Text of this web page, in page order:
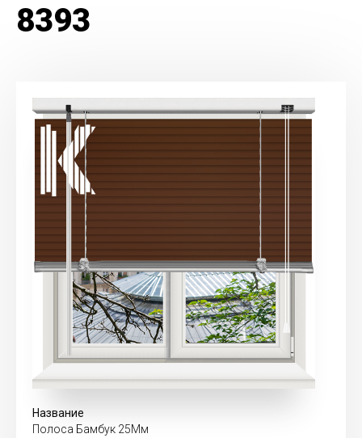
8393
Название
Полоса Бамбук 25Мм